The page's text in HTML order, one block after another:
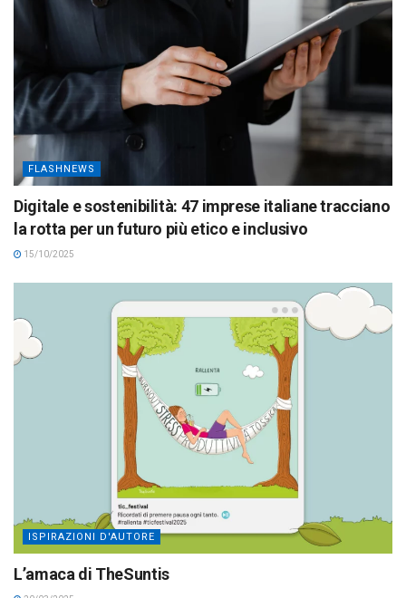
FLASHNEWS
Digitale e sostenibilità: 47 imprese italiane tracciano
la rotta per un futuro più etico e inclusivo
15/10/2025
ISPIRAZIONI D'AUTORE
L’amaca di TheSuntis